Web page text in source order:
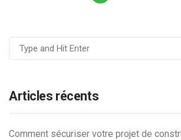
Articles récents
Comment sécuriser votre projet de